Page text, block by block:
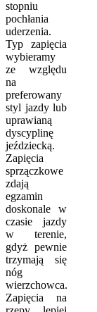
stopniu
pochłania
uderzenia.
Typ zapięcia
wybieramy
ze względu
na
preferowany
styl jazdy lub
uprawianą
dyscyplinę
jeździecką.
Zapięcia
sprzączkowe
zdają
egzamin
doskonale w
czasie jazdy
w terenie,
gdyż pewnie
trzymają się
nóg
wierzchowca.
Zapięcia na